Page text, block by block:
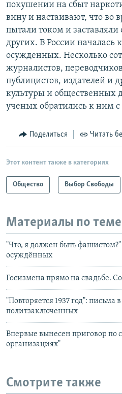
покушении на сбыт
вину и настаивают, что во
пытали током и заставляли
других. В России началась
осужденных. Несколько
журналистов,
публицистов, издателей и
культуры и общественных
ученых обратились к ним с
Поделиться Читать
Этот контент также в категориях
Общество Выбор Свободы
Материалы по теме
"Что, я должен быть
осуждённых
Госизмена прямо на свадьбе.
"Повторяется 1937 год": письма
политзаключенных
Впервые вынесен приговор по
организациях"
Смотрите также